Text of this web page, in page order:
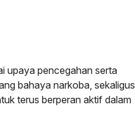
upaya pencegahan serta
bahaya narkoba, sekaligus
terus berperan aktif dalam